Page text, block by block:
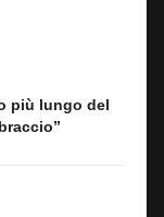
più lungo del